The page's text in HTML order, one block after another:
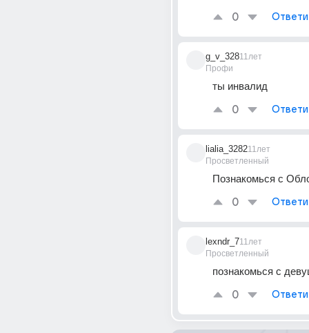
0
g_v_328
Профи
11лет
ты инвалид
0
lialia_3282
Просветленный
11лет
Познакомься с
0
lexndr_7
Просветленный
11лет
познакомься с
0